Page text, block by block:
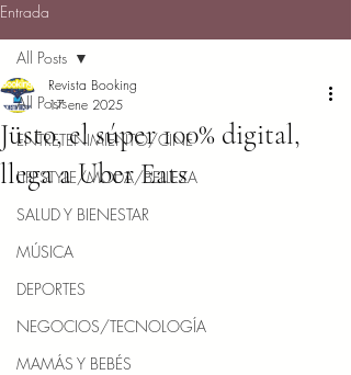
Entrada
All Posts
ENTRETENIMIENTO/CINE
LIFESTYLE/MODA/BELLEZA
SALUD Y BIENESTAR
MÚSICA
DEPORTES
NEGOCIOS/TECNOLOGÍA
MAMÁS Y BEBÉS
All Posts
Jüsto, el súper 100% digital,
llega a Uber Eats
Revista Booking
17 ene 2025